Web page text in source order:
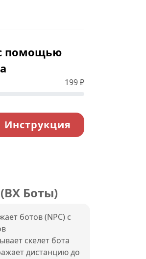
помощью
199₽
Инструкция
(ВХ Боты)
ботов (NPC) с
скелет бота
дистанцию до